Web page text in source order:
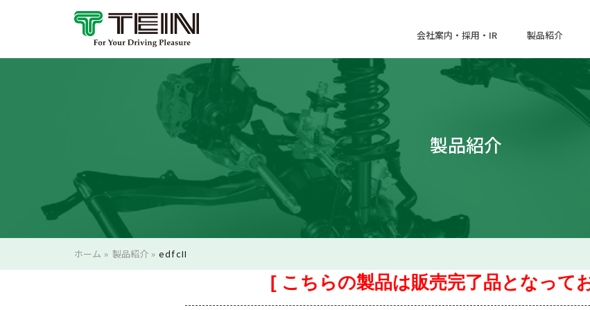
会社案内・採用・IR 製品紹介
製品紹介
ホーム » 製品紹介»edfcII
[ こちらの製品は販売完了品となって